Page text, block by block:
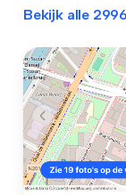
Bekijk alle